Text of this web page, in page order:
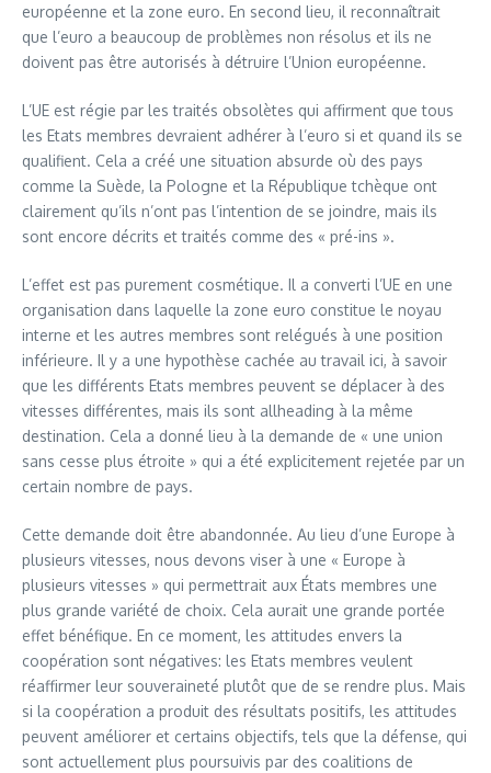
européenne et la zone euro. En second lieu, il reconnaîtrait
que l’euro a beaucoup de problèmes non résolus et ils ne
doivent pas être autorisés à détruire l’Union européenne.
L’UE est régie par les traités obsolètes qui affirment que tous
les Etats membres devraient adhérer à l’euro si et quand ils se
qualifient. Cela a créé une situation absurde où des pays
comme la Suède, la Pologne et la République tchèque ont
clairement qu’ils n’ont pas l’intention de se joindre, mais ils
sont encore décrits et traités comme des « pré-ins ».
L’effet est pas purement cosmétique. Il a converti l’UE en une
organisation dans laquelle la zone euro constitue le noyau
interne et les autres membres sont relégués à une position
inférieure. Il y a une hypothèse cachée au travail ici, à savoir
que les différents Etats membres peuvent se déplacer à des
vitesses différentes, mais ils sont allheading à la même
destination. Cela a donné lieu à la demande de « une union
sans cesse plus étroite » qui a été explicitement rejetée par un
certain nombre de pays.
Cette demande doit être abandonnée. Au lieu d’une Europe à
plusieurs vitesses, nous devons viser à une « Europe à
plusieurs vitesses » qui permettrait aux États membres une
plus grande variété de choix. Cela aurait une grande portée
effet bénéfique. En ce moment, les attitudes envers la
coopération sont négatives: les Etats membres veulent
réaffirmer leur souveraineté plutôt que de se rendre plus. Mais
si la coopération a produit des résultats positifs, les attitudes
peuvent améliorer et certains objectifs, tels que la défense, qui
sont actuellement plus poursuivis par des coalitions de